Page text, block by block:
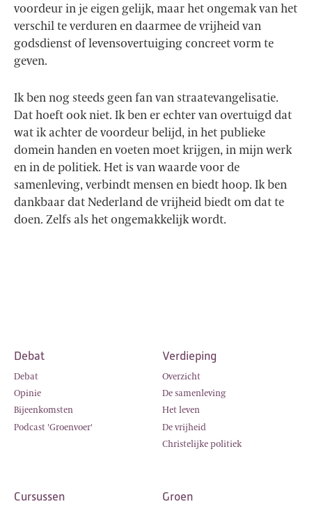
voordeur in je eigen gelijk, maar het ongemak van het
verschil te verduren en daarmee de vrijheid van
godsdienst of levensovertuiging concreet vorm te
geven.
Ik ben nog steeds geen fan van straatevangelisatie.
Dat hoeft ook niet. Ik ben er echter van overtuigd dat
wat ik achter de voordeur belijd, in het publieke
domein handen en voeten moet krijgen, in mijn werk
en in de politiek. Het is van waarde voor de
samenleving, verbindt mensen en biedt hoop. Ik ben
dankbaar dat Nederland de vrijheid biedt om dat te
doen. Zelfs als het ongemakkelijk wordt.
Debat
Debat
Opinie
Bijeenkomsten
Podcast 'Groenvoer'
Verdieping
Overzicht
De samenleving
Het leven
De vrijheid
Christelijke politiek
Cursussen Groen